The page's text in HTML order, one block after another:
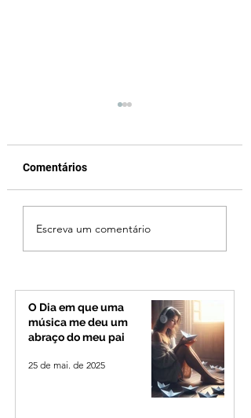
Vereador Edinho é
encontrado morto em
Uberlândia; polícia
Comentários
Escreva um comentário
O Dia em que uma
música me deu um
abraço do meu pai
25 de mai. de 2025